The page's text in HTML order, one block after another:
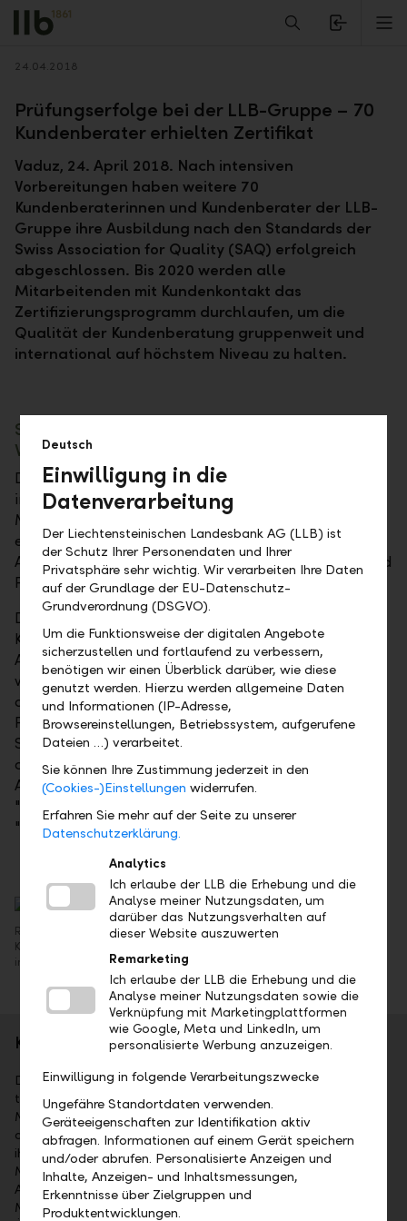
Alerts.Headline
Zurück
24.04.2018
Prüfungserfolge bei der LLB-Gruppe – 70
Kundenberater erhielten Zertifikat
Vaduz, 24. April 2018. Nach intensiven
Vorbereitungen haben weitere 70
Kundenberaterinnen und Kundenberater der LLB-
Gruppe ihre Ausbildung nach den Standards der
Swiss Association for Quality (SAQ) erfolgreich
abgeschlossen. Bis 2020 werden alle
Mitarbeitenden mit Kundenkontakt das
Zertifizierungsprogramm durchlaufen, um die
Qualität der Kundenberatung gruppenweit und
international auf höchstem Niveau zu halten.
SAQ-Zertifizierungsfeier im Kunstmuseum
Vaduz
Die Zertifikatsfeier fand am Montag, 23. April 2018,
im Kunstmuseum in Vaduz statt. Group CEO Roland
Matt gratulierte im Namen der Gruppenleitung den
erfolgreichen Absolventen des SAQ-
Ausbildungsprogramms und wünschte viel Erfolg und
Freude in der Beratungstätigkeit.
Die LLB-Gruppe legt grossen Wert auf exzellente
Kundenberatung und investiert stetig in die
Ausbildung ihrer Mitarbeitenden. Bis ins Jahr 2020
werden alle Mitarbeitenden in der Kundenberatung
der LLB und der Bank Linth das anspruchsvolle
Programm nach den international anerkannten
Standards der Swiss Association for Quality
durchlaufen. Die Prüfungen werden in den
Ausbildungsprofilen "Individualkundenberatung",
"KMU-Beratung", "Privatkundenberatung" und
"Vermögensverwaltung" durchgeführt.
Rund 70 Mitarbeitende der LLB-Gruppe konnten am 23. April im
Kunstmuseum Vaduz ihre Kundenberater-Zertifikate nach den
international anerkannten SAQ-Standards entgegennehmen.
Kurzporträt
Die Liechtensteinische Landesbank AG (LLB) ist das
traditionsreichste Finanzinstitut im Fürstentum Liechtenstein.
Mehrheitsaktionär ist das Land Liechtenstein. Die Aktien sind
an der SIX kotiert (Symbol: LLBN). Die LLB-Gruppe bietet
ihren Kunden umfassende Dienstleistungen im Wealth
Management an: als Universalbank, im Private Banking,
Asset Management sowie bei Fund Services. Mit 1'523
Mitarbeitenden ist sie in Liechtenstein, in der Schweiz, in
Deutsch
Einwilligung in die
Datenverarbeitung
Der Liechtensteinischen Landesbank AG (LLB) ist
der Schutz Ihrer Personendaten und Ihrer
Privatsphäre sehr wichtig. Wir verarbeiten Ihre Daten
auf der Grundlage der EU-Datenschutz-
Grundverordnung (DSGVO).
Um die Funktionsweise der digitalen Angebote
sicherzustellen und fortlaufend zu verbessern,
benötigen wir einen Überblick darüber, wie diese
genutzt werden. Hierzu werden allgemeine Daten
und Informationen (IP-Adresse,
Browsereinstellungen, Betriebssystem, aufgerufene
Dateien …) verarbeitet.
Sie können Ihre Zustimmung jederzeit in den
(Cookies-)Einstellungen widerrufen.
Erfahren Sie mehr auf der Seite zu unserer
Datenschutzerklärung.
Analytics
Ich erlaube der LLB die Erhebung und die
Analyse meiner Nutzungsdaten, um
darüber das Nutzungsverhalten auf
dieser Website auszuwerten
Remarketing
Ich erlaube der LLB die Erhebung und die
Analyse meiner Nutzungsdaten sowie die
Verknüpfung mit Marketingplattformen
wie Google, Meta und LinkedIn, um
personalisierte Werbung anzuzeigen.
Einwilligung in folgende Verarbeitungszwecke
Ungefähre Standortdaten verwenden.
Geräteeigenschaften zur Identifikation aktiv
abfragen. Informationen auf einem Gerät speichern
und/oder abrufen. Personalisierte Anzeigen und
Inhalte, Anzeigen- und Inhaltsmessungen,
Erkenntnisse über Zielgruppen und
Produktentwicklungen.